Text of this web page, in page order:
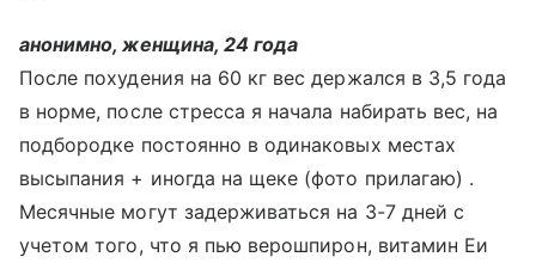
анонимно, женщина, 24 года
После похудения на 60 кг вес держался в 3,5 года
в норме, после стресса я начала набирать вес, на
подбородке постоянно в одинаковых местах
высыпания + иногда на щеке (фото прилагаю) .
Месячные могут задерживаться на 3-7 дней с
учетом того, что я пью верошпирон, витамин Еи